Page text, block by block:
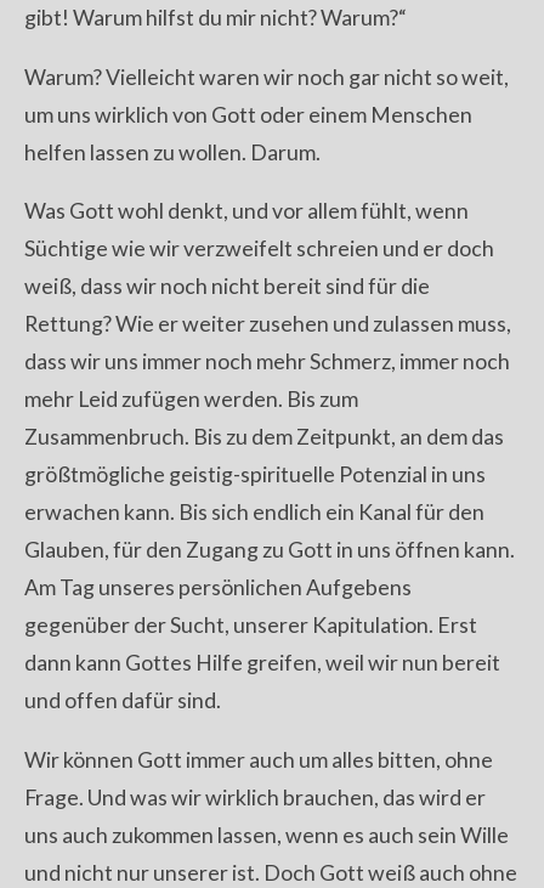
gibt! Warum hilfst du mir nicht? Warum?“
Warum? Vielleicht waren wir noch gar nicht so weit,
um uns wirklich von Gott oder einem Menschen
helfen lassen zu wollen. Darum.
Was Gott wohl denkt, und vor allem fühlt, wenn
Süchtige wie wir verzweifelt schreien und er doch
weiß, dass wir noch nicht bereit sind für die
Rettung? Wie er weiter zusehen und zulassen muss,
dass wir uns immer noch mehr Schmerz, immer noch
mehr Leid zufügen werden. Bis zum
Zusammenbruch. Bis zu dem Zeitpunkt, an dem das
größtmögliche geistig-spirituelle Potenzial in uns
erwachen kann. Bis sich endlich ein Kanal für den
Glauben, für den Zugang zu Gott in uns öffnen kann.
Am Tag unseres persönlichen Aufgebens
gegenüber der Sucht, unserer Kapitulation. Erst
dann kann Gottes Hilfe greifen, weil wir nun bereit
und offen dafür sind.
Wir können Gott immer auch um alles bitten, ohne
Frage. Und was wir wirklich brauchen, das wird er
uns auch zukommen lassen, wenn es auch sein Wille
und nicht nur unserer ist. Doch Gott weiß auch ohne